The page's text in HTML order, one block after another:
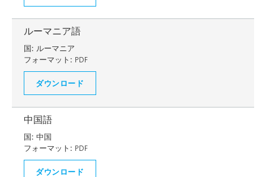
ルーマニア語
国: ルーマニア
フォーマット: PDF
ダウンロード
中国語
国: 中国
フォーマット: PDF
ダウンロード